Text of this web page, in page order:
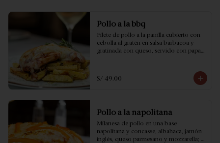
Pollo a la bbq
Filete de pollo a la parrilla cubierto con
cebolla al gratén en salsa barbacoa y
gratinada con queso, servido con papas
S/ 49.00
Pollo a la napolitana
Milanesa de pollo en una base
napolitana y concasse, albahaca, jamón
inglés, queso parmesano y mozzarella;